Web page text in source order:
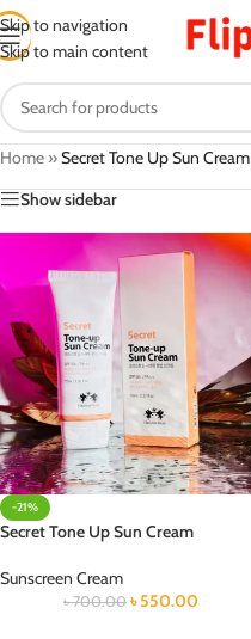
Skip to navigation
Skip to main content
Home »Secret Tone Up Sun Cream
Show sidebar
-21%
Secret Tone Up Sun Cream
Sunscreen Cream
৳700.00 ৳550.00